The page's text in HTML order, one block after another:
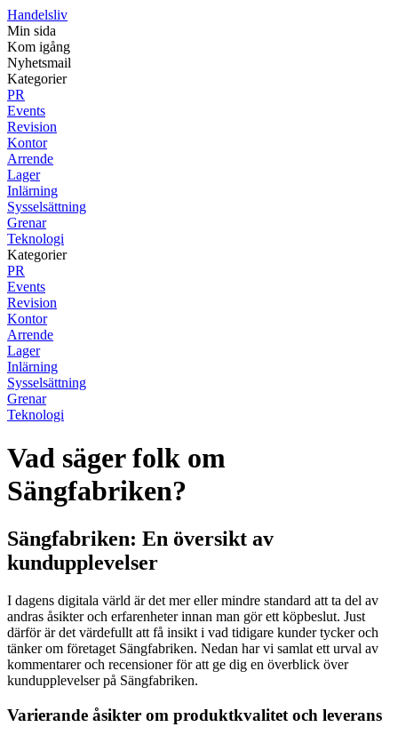
Handelsliv
Min sida
Kom igång
Nyhetsmail
Kategorier
PR
Events
Revision
Kontor
Arrende
Lager
Inlärning
Sysselsättning
Grenar
Teknologi
Kategorier
PR
Events
Revision
Kontor
Arrende
Lager
Inlärning
Sysselsättning
Grenar
Teknologi
Vad säger folk om
Sängfabriken?
Sängfabriken: En översikt av
kundupplevelser
I dagens digitala värld är det mer eller mindre standard att ta del av
andras åsikter och erfarenheter innan man gör ett köpbeslut. Just
därför är det värdefullt att få insikt i vad tidigare kunder tycker och
tänker om företaget Sängfabriken. Nedan har vi samlat ett urval av
kommentarer och recensioner för att ge dig en överblick över
kundupplevelser på Sängfabriken.
Varierande åsikter om produktkvalitet och leverans